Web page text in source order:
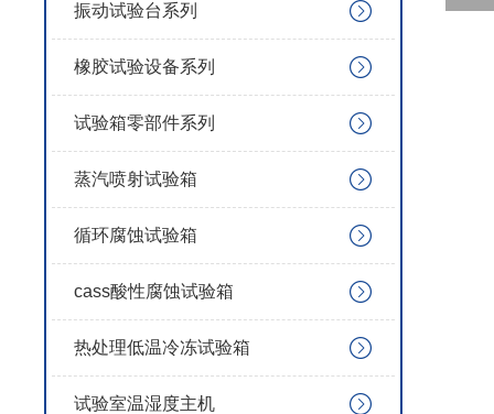
振动试验台系列
橡胶试验设备系列
试验箱零部件系列
蒸汽喷射试验箱
循环腐蚀试验箱
cass酸性腐蚀试验箱
热处理低温冷冻试验箱
试验室温湿度主机